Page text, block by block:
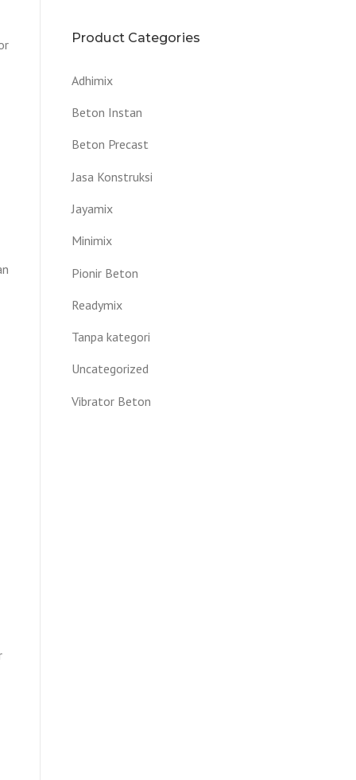
Product Categories
Adhimix
Beton Instan
Beton Precast
Jasa Konstruksi
Jayamix
Minimix
Pionir Beton
Readymix
Tanpa kategori
Uncategorized
Vibrator Beton